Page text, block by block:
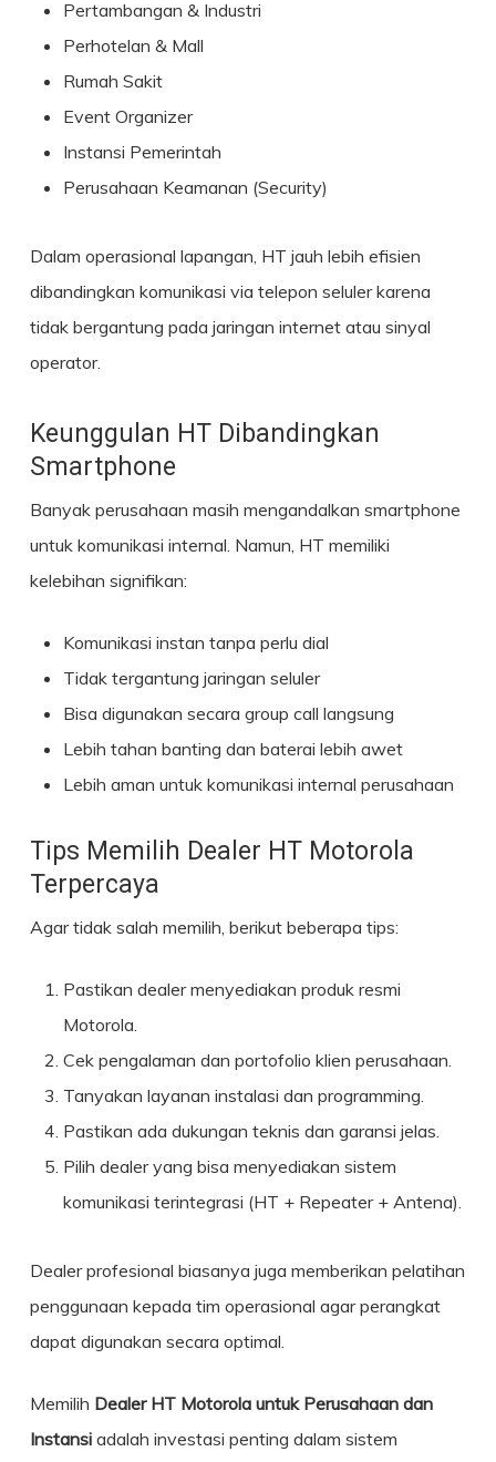
Pertambangan & Industri
Perhotelan & Mall
Rumah Sakit
Event Organizer
Instansi Pemerintah
Perusahaan Keamanan (Security)
Dalam operasional lapangan, HT jauh lebih efisien
dibandingkan komunikasi via telepon seluler karena
tidak bergantung pada jaringan internet atau sinyal
operator.
Keunggulan HT Dibandingkan
Smartphone
Banyak perusahaan masih mengandalkan smartphone
untuk komunikasi internal. Namun, HT memiliki
kelebihan signifikan:
Komunikasi instan tanpa perlu dial
Tidak tergantung jaringan seluler
Bisa digunakan secara group call langsung
Lebih tahan banting dan baterai lebih awet
Lebih aman untuk komunikasi internal perusahaan
Tips Memilih Dealer HT Motorola
Terpercaya
Agar tidak salah memilih, berikut beberapa tips:
Pastikan dealer menyediakan produk resmi
Motorola.
Cek pengalaman dan portofolio klien perusahaan.
Tanyakan layanan instalasi dan programming.
Pastikan ada dukungan teknis dan garansi jelas.
Pilih dealer yang bisa menyediakan sistem
komunikasi terintegrasi (HT + Repeater + Antena).
Dealer profesional biasanya juga memberikan pelatihan
penggunaan kepada tim operasional agar perangkat
dapat digunakan secara optimal.
Memilih Dealer HT Motorola untuk Perusahaan dan
Instansiadalah investasi penting dalam sistem